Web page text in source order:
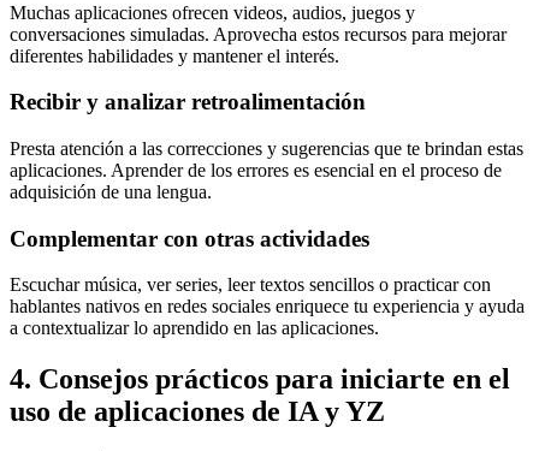
Muchas aplicaciones ofrecen videos, audios, juegos y
conversaciones simuladas. Aprovecha estos recursos para mejorar
diferentes habilidades y mantener el interés.
Recibir y analizar retroalimentación
Presta atención a las correcciones y sugerencias que te brindan estas
aplicaciones. Aprender de los errores es esencial en el proceso de
adquisición de una lengua.
Complementar con otras actividades
Escuchar música, ver series, leer textos sencillos o practicar con
hablantes nativos en redes sociales enriquece tu experiencia y ayuda
a contextualizar lo aprendido en las aplicaciones.
4. Consejos prácticos para iniciarte en el
uso de aplicaciones de IA y YZ